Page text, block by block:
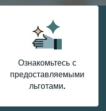
Ознакомьтесь с
предоставляемыми
льготами.